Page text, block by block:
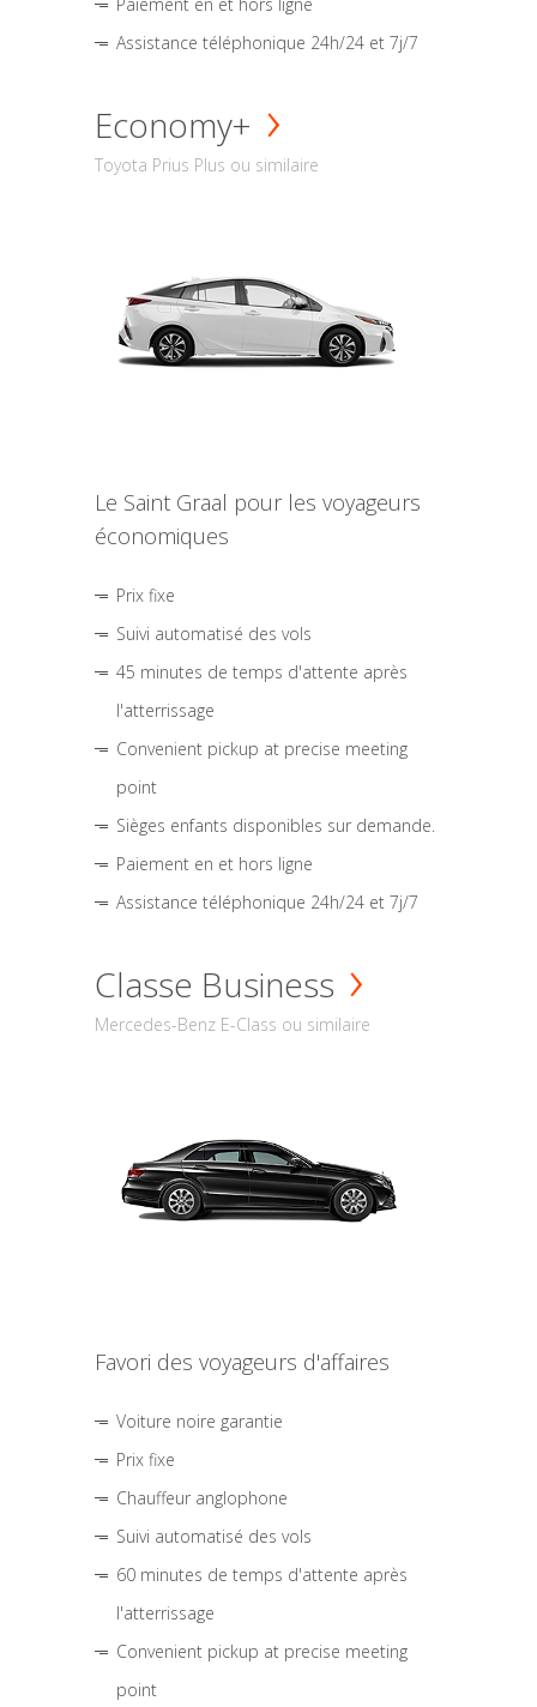
Assistance téléphonique 24h/24 et 7j/7
Economy+
Toyota Prius Plus ou similaire
Le Saint Graal pour les voyageurs
économiques
Prix fixe
Suivi automatisé des vols
45 minutes de temps d'attente après
l'atterrissage
Convenient pickup at precise meeting
point
Sièges enfants disponibles sur demande.
Paiement en et hors ligne
Assistance téléphonique 24h/24 et 7j/7
Classe Business
Mercedes-Benz E-Class ou similaire
Favori des voyageurs d'affaires
Voiture noire garantie
Prix fixe
Chauffeur anglophone
Suivi automatisé des vols
60 minutes de temps d'attente après
l'atterrissage
Convenient pickup at precise meeting
point